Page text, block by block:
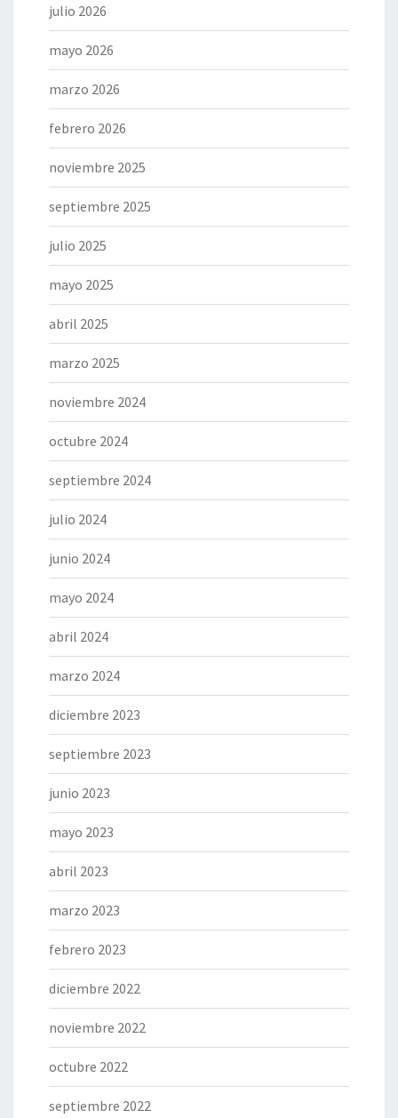
julio 2026
mayo 2026
marzo 2026
febrero 2026
noviembre 2025
septiembre 2025
julio 2025
mayo 2025
abril 2025
marzo 2025
noviembre 2024
octubre 2024
septiembre 2024
julio 2024
junio 2024
mayo 2024
abril 2024
marzo 2024
diciembre 2023
septiembre 2023
junio 2023
mayo 2023
abril 2023
marzo 2023
febrero 2023
diciembre 2022
noviembre 2022
octubre 2022
septiembre 2022